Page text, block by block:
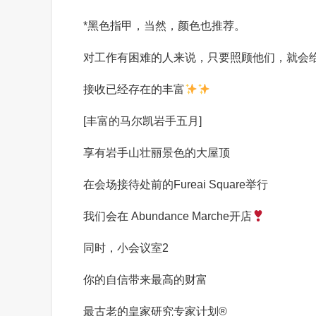
*黑色指甲，当然，颜色也推荐。
对工作有困难的人来说，只要照顾他们，就会
接收已经存在的丰富
[丰富的马尔凯岩手五月 ]
享有岩手山壮丽景色的大屋顶
在会场接待处前的Fureai Square举行
我们会在 Abundance Marche开店
同时 ， 小会议室2
你的自信带来最高的财富
最古老的皇家研究专家计划 ®️